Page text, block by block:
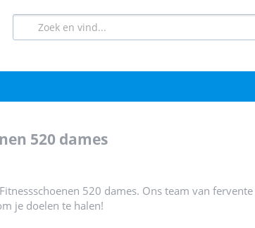
520 dames
520 dames. Ons team van
je doelen te halen!